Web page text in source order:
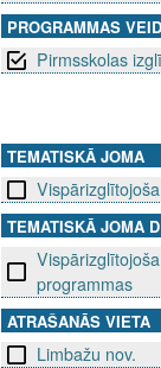
D
V
PROGRAMMAS
Pirmsskolas
TEMATISKĀ JOMA
TEMATISKĀ JOMA
programmas
ATRAŠANĀS VIETA
Limbažu nov.